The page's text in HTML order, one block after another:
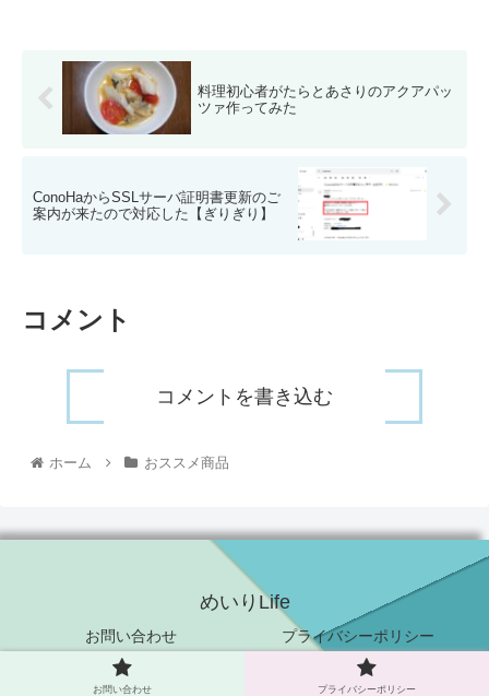
料理初心者がたらとあさりのアクアパッ
ツァ作ってみた
ConoHaからSSLサーバ証明書更新のご
案内が来たので対応した【ぎりぎり】
コメント
コメントを書き込む
ホーム おススメ商品
めいりLife
お問い合わせ プライバシーポリシー
お問い合わせ プライバシーポリシー